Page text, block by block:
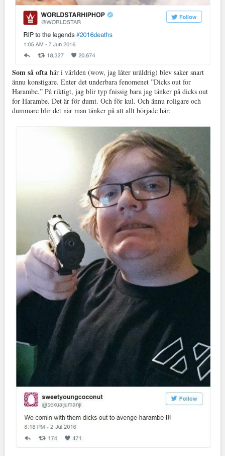
Som så oftahär i världen (wow, jag låter uråldrig) blev saker snart
ännu konstigare. Enter det underbara fenomenet ”Dicks out for
Harambe.” På riktigt, jag blir typ fnissig bara jag tänker på dicks out
for Harambe. Det är för dumt. Och för kul. Och ännu roligare och
dummare blir det när man tänker på att allt började här: